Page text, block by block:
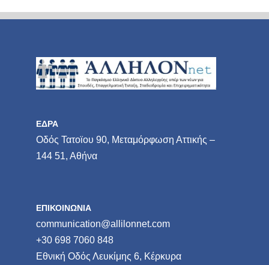
ΕΔΡΑ
Οδός Τατοϊου 90, Μεταμόρφωση Αττικής –
144 51, Αθήνα
ΕΠΙΚΟΙΝΩΝΙΑ
communication@allilonnet.com
+30 698 7060 848
Εθνική Οδός Λευκίμης 6, Κέρκυρα